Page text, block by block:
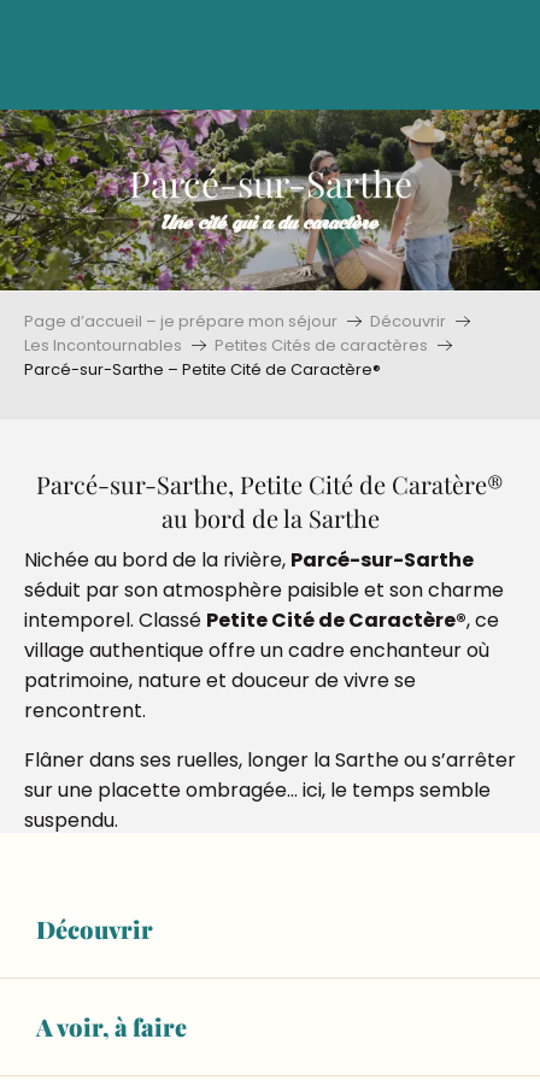
Découvrir
A voir, à faire
Parcé-sur-Sarthe
Une cité qui a du caractère
Page d’accueil – je prépare mon séjour
Découvrir
Les Incontournables
Petites Cités de caractères
Parcé-sur-Sarthe – Petite Cité de Caractère®
Parcé-sur-Sarthe, Petite Cité de Caratère®
au bord de la Sarthe
Nichée au bord de la rivière, Parcé-sur-Sarthe
séduit par son atmosphère paisible et son charme
intemporel. Classé Petite Cité de Caractère®, ce
village authentique offre un cadre enchanteur où
patrimoine, nature et douceur de vivre se
rencontrent.
Flâner dans ses ruelles, longer la Sarthe ou s’arrêter
sur une placette ombragée… ici, le temps semble
suspendu.